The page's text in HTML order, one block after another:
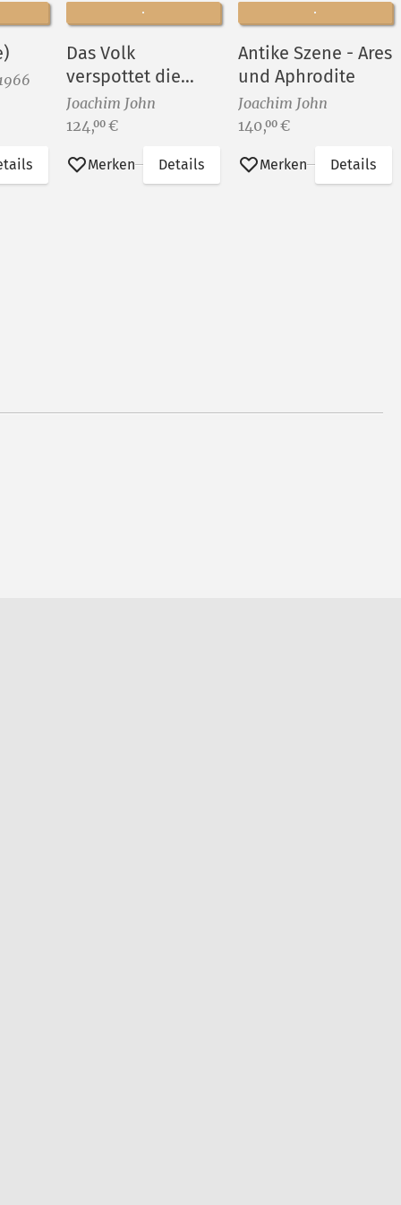
Das Volk
verspottet die
angeblich
göttliche Herkunft
Joachim John
Preis:
124,00 €
Merken Details
Antike Szene - Ares
und Aphrodite
Joachim John
Preis:
140,00 €
Merken Details